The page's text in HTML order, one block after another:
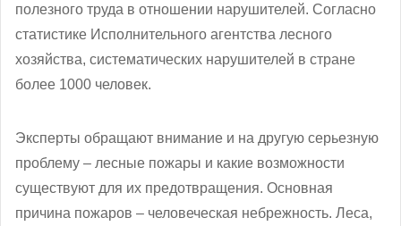
полезного труда в отношении нарушителей. Согласно
статистике Исполнительного агентства лесного
хозяйства, систематических нарушителей в стране
более 1000 человек.
Эксперты обращают внимание и на другую серьезную
проблему – лесные пожары и какие возможности
существуют для их предотвращения. Основная
причина пожаров – человеческая небрежность. Леса,